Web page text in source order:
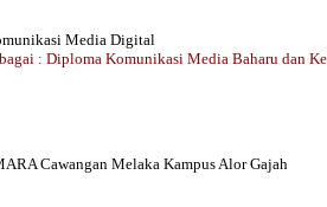
Media Digital
: Diploma Komunikasi Media Baharu dan
Cawangan Melaka Kampus Alor Gajah